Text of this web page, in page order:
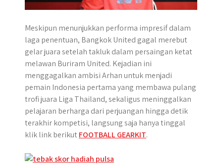
Meskipun menunjukkan performa impresif dalam
laga penentuan, Bangkok United gagal merebut
gelar juara setelah takluk dalam persaingan ketat
melawan Buriram United. Kejadian ini
menggagalkan ambisi Arhan untuk menjadi
pemain Indonesia pertama yang membawa pulang
trofi juara Liga Thailand, sekaligus meninggalkan
pelajaran berharga dari perjuangan hingga detik
terakhir kompetisi, langsung saja hanya tinggal
klik link berikutFOOTBALL GEARKIT.